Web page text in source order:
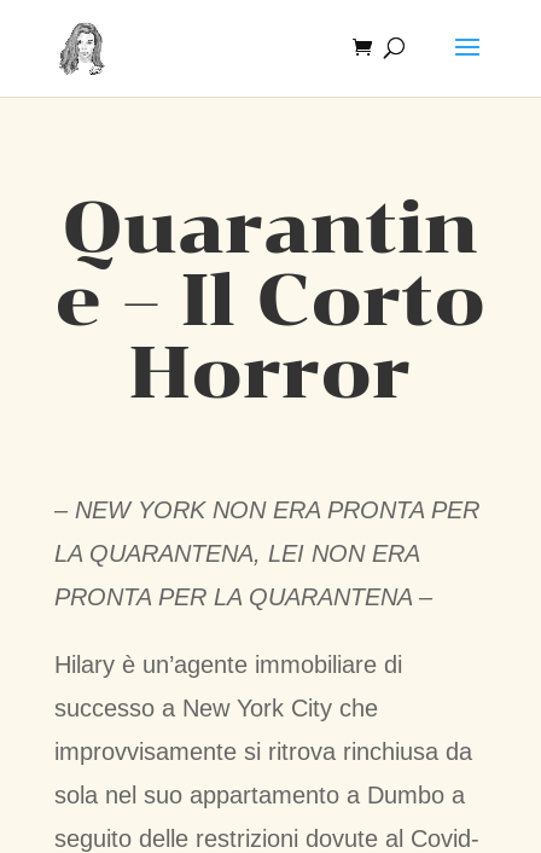
Quarantin
e – Il Corto
Horror
– NEW YORK NON ERA PRONTA PER
LA QUARANTENA, LEI NON ERA
PRONTA PER LA QUARANTENA –
Hilary è un’agente immobiliare di
successo a New York City che
improvvisamente si ritrova rinchiusa da
sola nel suo appartamento a Dumbo a
seguito delle restrizioni dovute al Covid-